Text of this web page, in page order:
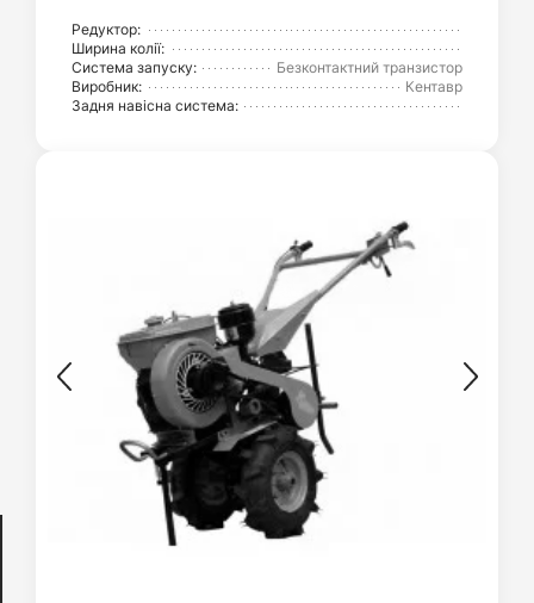
Редуктор:
Ширина колії:
Система запуску:
Безконтактний транзистор
Виробник:
Кентавр
Задня навісна система: